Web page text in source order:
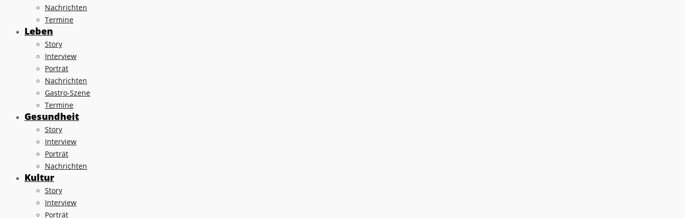
Nachrichten
Termine
Leben
Story
Interview
Porträt
Nachrichten
Gastro-Szene
Termine
Gesundheit
Story
Interview
Porträt
Nachrichten
Kultur
Story
Interview
Porträt